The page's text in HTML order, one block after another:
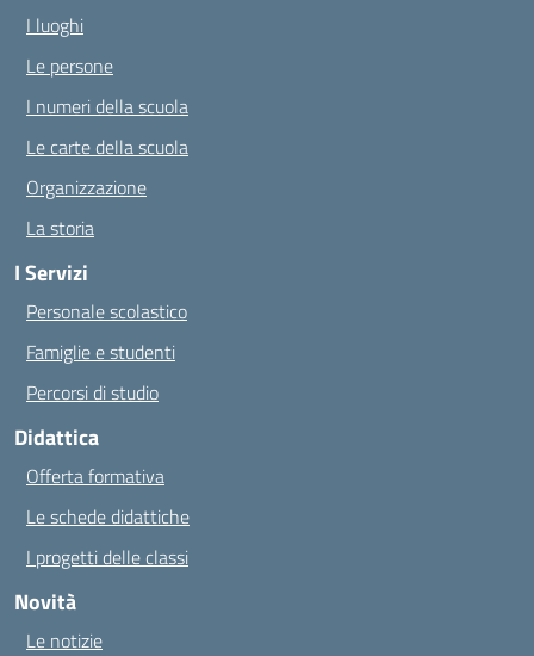
I luoghi
Le persone
I numeri della scuola
Le carte della scuola
Organizzazione
La storia
I Servizi
Personale scolastico
Famiglie e studenti
Percorsi di studio
Didattica
Offerta formativa
Le schede didattiche
I progetti delle classi
Novità
Le notizie